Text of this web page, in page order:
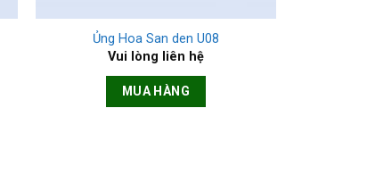
Ủng Hoa San den U08
Vui lòng liên hệ
MUA HÀNG